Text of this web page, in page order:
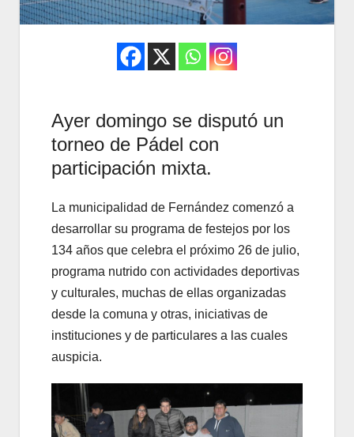
Ayer domingo se disputó un
torneo de Pádel con
participación mixta.
La municipalidad de Fernández comenzó a
desarrollar su programa de festejos por los
134 años que celebra el próximo 26 de julio,
programa nutrido con actividades deportivas
y culturales, muchas de ellas organizadas
desde la comuna y otras, iniciativas de
instituciones y de particulares a las cuales
auspicia.